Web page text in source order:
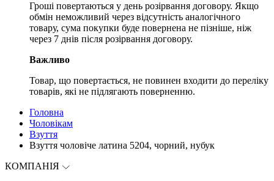
Гроші повертаються у день розірвання договору. Якщо
обмін неможливий через відсутність аналогічного
товару, сума покупки буде повернена не пізніше, ніж
через 7 днів після розірвання договору.
Важливо
Товар, що повертається, не повинен входити до переліку
товарів, які не підлягають поверненню.
Головна
Чоловікам
Взуття
Взуття чоловіче латина 5204, чорний, нубук
КОМПАНІЯ